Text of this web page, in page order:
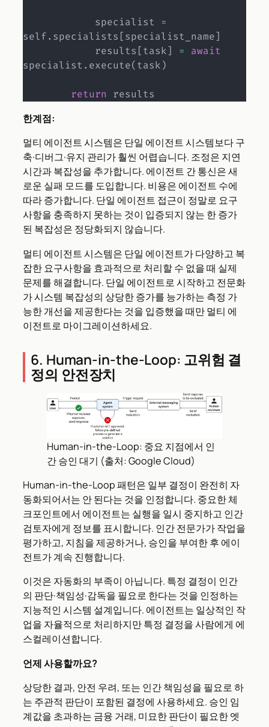
            specialist
=
self. specialists [specialist_name]
            results
[task] =
await
specialist . execute(task)
return results
한계점:
멀티 에이전트 시스템은 단일 에이전트 시스템보다 구
축·디버그·유지 관리가 훨씬 어렵습니다. 조정은 지연
시간과 복잡성을 추가합니다. 에이전트 간 통신은 새
로운 실패 모드를 도입합니다. 비용은 에이전트 수에
따라 증가합니다. 단일 에이전트 접근이 정말로 요구
사항을 충족하지 못하는 것이 입증되지 않는 한 증가
된 복잡성은 정당화되지 않습니다.
멀티 에이전트 시스템은 단일 에이전트가 다양하고 복
잡한 요구사항을 효과적으로 처리할 수 없을 때 실제
문제를 해결합니다. 단일 에이전트로 시작하고 전문화
가 시스템 복잡성의 상당한 증가를 능가하는 측정 가
능한 개선을 제공한다는 것을 입증했을 때만 멀티 에
이전트로 마이그레이션하세요.
6. Human-in-the-Loop: 고위험 결
정의 안전장치
Human-in-the-Loop: 중요 지점에서 인
간 승인 대기 (출처: Google Cloud)
Human-in-the-Loop 패턴은 일부 결정이 완전히 자
동화되어서는 안 된다는 것을 인정합니다. 중요한 체
크포인트에서 에이전트는 실행을 일시 중지하고 인간
검토자에게 정보를 표시합니다. 인간 전문가가 작업을
평가하고, 지침을 제공하거나, 승인을 부여한 후 에이
전트가 계속 진행합니다.
이것은 자동화의 부족이 아닙니다. 특정 결정이 인간
의 판단·책임성·감독을 필요로 한다는 것을 인정하는
지능적인 시스템 설계입니다. 에이전트는 일상적인 작
업을 자율적으로 처리하지만 특정 결정을 사람에게 에
스컬레이션합니다.
언제 사용할까요?
상당한 결과, 안전 우려, 또는 인간 책임성을 필요로 하
는 주관적 판단이 포함된 결정에 사용하세요. 승인 임
계값을 초과하는 금융 거래, 미묘한 판단이 필요한 엣